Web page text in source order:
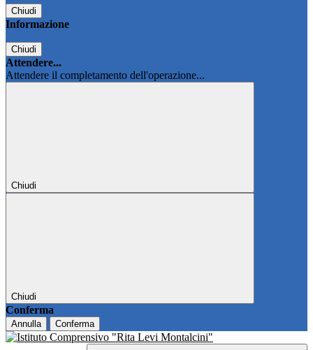
Chiudi
Informazione
Chiudi
Attendere...
Attendere il completamento dell'operazione...
Chiudi
Chiudi
Conferma
Annulla Conferma